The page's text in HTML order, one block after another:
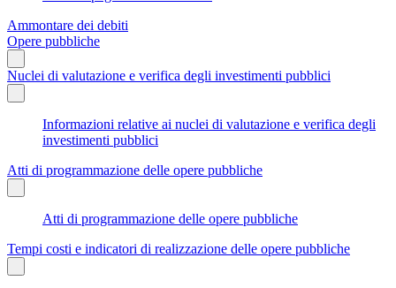
Ammontare dei debiti
Opere pubbliche
Nuclei di valutazione e verifica degli investimenti pubblici
Informazioni relative ai nuclei di valutazione e verifica degli
investimenti pubblici
Atti di programmazione delle opere pubbliche
Atti di programmazione delle opere pubbliche
Tempi costi e indicatori di realizzazione delle opere pubbliche